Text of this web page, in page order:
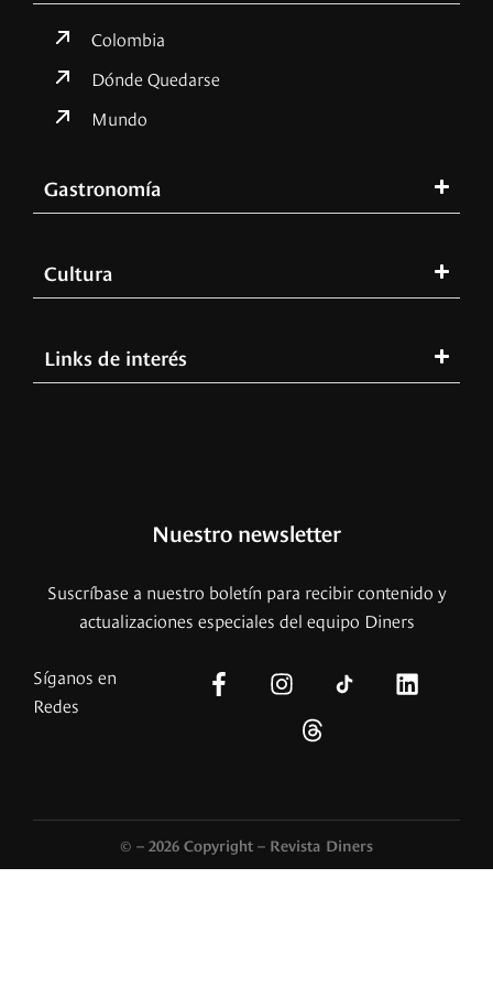
Colombia
Dónde Quedarse
Mundo
Gastronomía
Cultura
Links de interés
Nuestro newsletter
Suscríbase a nuestro boletín para recibir contenido y
actualizaciones especiales del equipo Diners
Síganos en
Redes
© – 2026 Copyright – Revista Diners